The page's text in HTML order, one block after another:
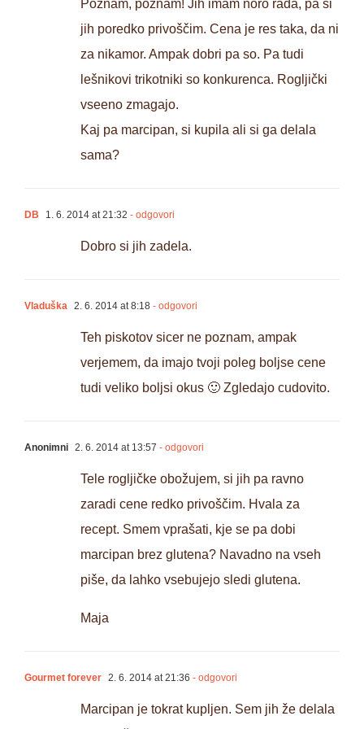
Poznam, poznam! Jih imam noro rada, pa si
jih poredko privoščim. Cena je res taka, da ni
za nikamor. Ampak dobri pa so. Pa tudi
lešnikovi trikotniki so konkurenca. Rogljički
vseeno zmagajo.
Kaj pa marcipan, si kupila ali si ga delala
sama?
DB 1. 6. 2014 at 21:32 - odgovori
Dobro si jih zadela.
Vladuška 2. 6. 2014 at 8:18 - odgovori
Teh piskotov sicer ne poznam, ampak
verjemem, da imajo tvoji poleg boljse cene
tudi veliko boljsi okus 🙂 Zgledajo cudovito.
Anonimni 2. 6. 2014 at 13:57 - odgovori
Tele rogljičke obožujem, si jih pa ravno
zaradi cene redko privoščim. Hvala za
recept. Smem vprašati, kje se pa dobi
marcipan brez glutena? Navadno na vseh
piše, da lahko vsebujejo sledi glutena.
Maja
Gourmet forever 2. 6. 2014 at 21:36 - odgovori
Marcipan je tokrat kupljen. Sem jih že delala